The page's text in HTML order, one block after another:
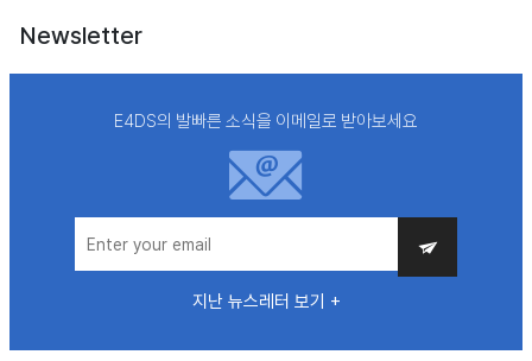
Newsletter
E4DS의 발빠른 소식을 이메일로 받아보세요
지난 뉴스레터 보기 +